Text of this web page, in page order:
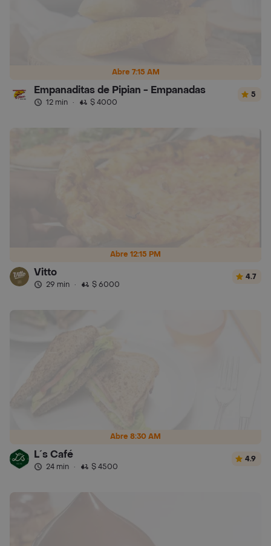
Abre 7:15 AM
Empanaditas de Pipian - Empanadas
12 min · $ 4000
5
Abre 12:15 PM
Vitto
29 min · $ 6000
4.7
Abre 8:30 AM
L´s Café
24 min · $ 4500
4.9